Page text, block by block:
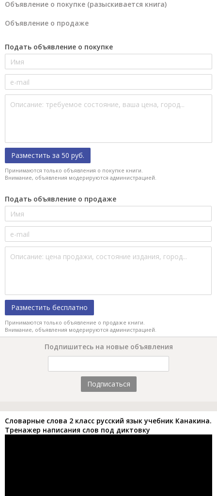
Объявление о покупке (разыскивается книга)
Объявление о продаже
Подать объявление о покупке
Разместить за 50 руб.
Принимаются только объявления о покупке книги.
Внимание, объявления модерируются администрацией.
Подать объявление о продаже
Разместить бесплатно
Принимаются только объявление о продаже книги.
Внимание, объявления модерируются администрацией.
Подпишитесь на новые объявления
Подписаться
Словарные слова 2 класс русский язык учебник Канакина.
Тренажер написания слов под диктовку